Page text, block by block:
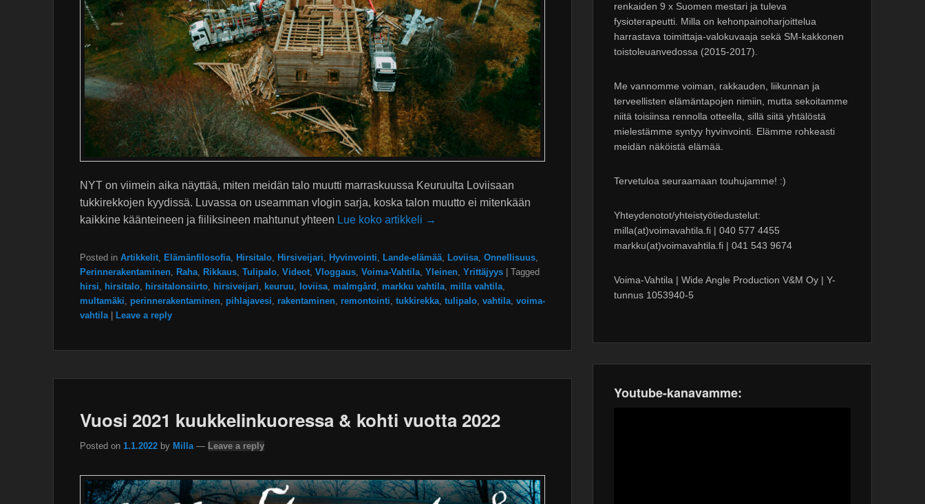
NYT on viimein aika näyttää, miten meidän talo muutti marraskuussa Keuruulta Loviisaan
tukkirekkojen kyydissä. Luvassa on useamman vlogin sarja, koska talon muutto ei mitenkään
kaikkine käänteineen ja fiiliksineen mahtunut yhteen Lue koko artikkeli →
Posted in Artikkelit Elämänfilosofia Hirsitalo Hirsiveijari Hyvinvointi Lande-elämää Loviisa Onnellisuus
Perinnerakentaminen
Raha Rikkaus Tulipalo Videot Vloggaus Voima-Vahtila Yleinen Yrittäjyys
Tagged
hirsi
hirsitalo hirsitalonsiirto hirsiveijari keuruu loviisa malmgård markku vahtila milla vahtila
multamäki
perinnerakentaminen pihlajavesi rakentaminen remontointi tukkirekka tulipalo vahtila voima-
vahtila
Leave a reply
Vuosi 2021 kuukkelinkuoressa & kohti vuotta 2022
Posted on 1.1.2022 by Milla — Leave a reply
renkaiden 9 x Suomen mestari ja tuleva
fysioterapeutti. Milla on kehonpainoharjoittelua
harrastava toimittaja-valokuvaaja sekä SM-kakkonen
toistoleuanvedossa (2015-2017).
Me vannomme voiman, rakkauden, liikunnan ja
terveellisten elämäntapojen nimiin, mutta sekoitamme
niitä toisiinsa rennolla otteella, sillä siitä yhtälöstä
mielestämme syntyy hyvinvointi. Elämme rohkeasti
meidän näköistä elämää.
Tervetuloa seuraamaan touhujamme! :)
Yhteydenotot/yhteistyötiedustelut:
milla(at)voimavahtila.fi | 040 577 4455
markku(at)voimavahtila.fi | 041 543 9674
Voima-Vahtila | Wide Angle Production V&M Oy | Y-
tunnus 1053940-5
Youtube-kanavamme: